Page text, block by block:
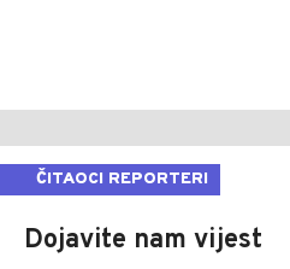
ČITAOCI REPORTERI
Dojavite nam vijest